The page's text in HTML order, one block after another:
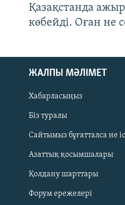
Русский
ЖАЗЫЛЫҢЫЗ
Қазақстанда
көбейді. Оған не
ЖАЛПЫ МӘЛІМЕТ
Хабарласыңыз
Біз туралы
Сайтымыз бұғатталса не
Азаттық қосымшалары
Қолдану шарттары
Форум ережелері